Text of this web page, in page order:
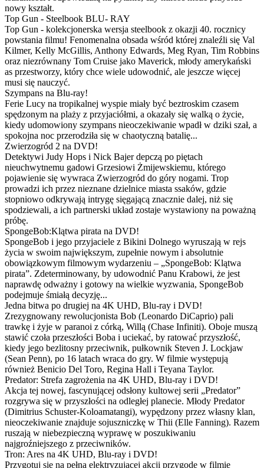
nowy kształt.
Top Gun - Steelbook BLU- RAY
Top Gun - kolekcjonerska wersja steelbook z okazji 40. rocznicy
powstania filmu! Fenomenalna obsada wśród której znaleźli się Val
Kilmer, Kelly McGillis, Anthony Edwards, Meg Ryan, Tim Robbins
oraz niezrównany Tom Cruise jako Maverick, młody amerykański
as przestworzy, który chce wiele udowodnić, ale jeszcze więcej
musi się nauczyć.
Szympans na Blu-ray!
Ferie Lucy na tropikalnej wyspie miały być beztroskim czasem
spędzonym na plaży z przyjaciółmi, a okazały się walką o życie,
kiedy udomowiony szympans nieoczekiwanie wpadł w dziki szał, a
spokojna noc przerodziła się w chaotyczną batalię...
Zwierzogród 2 na DVD!
Detektywi Judy Hops i Nick Bajer depczą po piętach
nieuchwytnemu gadowi Grzesiowi Żmijewskiemu, którego
pojawienie się wywraca Zwierzogród do góry nogami. Trop
prowadzi ich przez nieznane dzielnice miasta ssaków, gdzie
stopniowo odkrywają intrygę sięgającą znacznie dalej, niż się
spodziewali, a ich partnerski układ zostaje wystawiony na poważną
próbę.
SpongeBob:Klątwa pirata na DVD!
SpongeBob i jego przyjaciele z Bikini Dolnego wyruszają w rejs
życia w swoim największym, zupełnie nowym i absolutnie
obowiązkowym filmowym wydarzeniu – „SpongeBob: Klątwa
pirata”. Zdeterminowany, by udowodnić Panu Krabowi, że jest
naprawdę odważny i gotowy na wielkie wyzwania, SpongeBob
podejmuje śmiałą decyzję...
Jedna bitwa po drugiej na 4K UHD, Blu-ray i DVD!
Zrezygnowany rewolucjonista Bob (Leonardo DiCaprio) pali
trawkę i żyje w paranoi z córką, Willą (Chase Infiniti). Oboje muszą
stawić czoła przeszłości Boba i uciekać, by ratować przyszłość,
kiedy jego bezlitosny przeciwnik, pułkownik Steven J. Lockjaw
(Sean Penn), po 16 latach wraca do gry. W filmie występują
również Benicio Del Toro, Regina Hall i Teyana Taylor.
Predator: Strefa zagrożenia na 4K UHD, Blu-ray i DVD!
Akcja tej nowej, fascynującej odsłony kultowej serii „Predator”
rozgrywa się w przyszłości na odległej planecie. Młody Predator
(Dimitrius Schuster-Koloamatangi), wypędzony przez własny klan,
nieoczekiwanie znajduje sojuszniczkę w Thii (Elle Fanning). Razem
ruszają w niebezpieczną wyprawę w poszukiwaniu
najgroźniejszego z przeciwników.
Tron: Ares na 4K UHD, Blu-ray i DVD!
Przygotuj się na pełną elektryzującej akcji przygodę w filmie